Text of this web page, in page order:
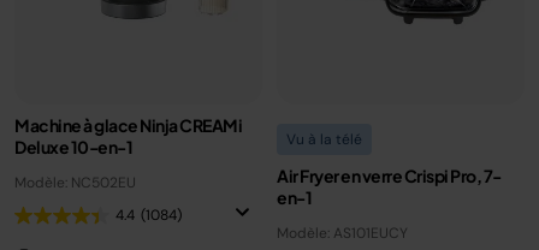
Machine à glace Ninja CREAMi
Deluxe 10-en-1
Modèle: NC502EU
4.4 (1084)
Vu à la télé
Air Fryer en verre Crispi Pro, 7-
en-1
Modèle: AS101EUCY